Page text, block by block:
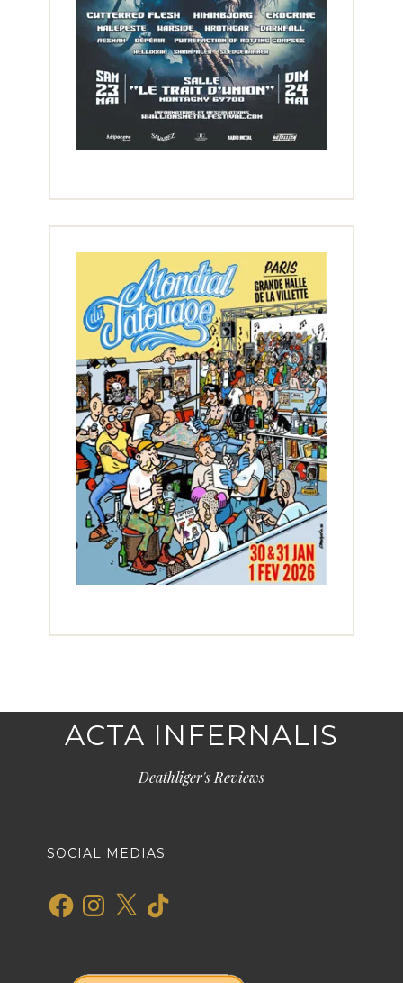
ACTA INFERNALIS
Deathliger's Reviews
SOCIAL MEDIAS
FacebookInstagram
X TikTok